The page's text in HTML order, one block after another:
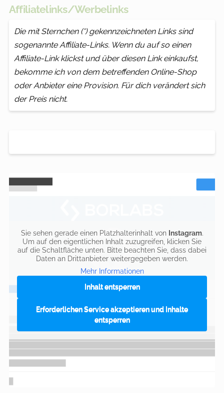
Affiliatelinks/Werbelinks
Die mit Sternchen (*) gekennzeichneten Links sind
sogenannte Affiliate-Links. Wenn du auf so einen
Affiliate-Link klickst und über diesen Link einkaufst,
bekomme ich von dem betreffenden Online-Shop
oder Anbieter eine Provision. Für dich verändert sich
der Preis nicht.
Sie sehen gerade einen Platzhalterinhalt von Instagram.
Um auf den eigentlichen Inhalt zuzugreifen, klicken Sie
auf die Schaltfläche unten. Bitte beachten Sie, dass dabei
Daten an Drittanbieter weitergegeben werden.
Mehr Informationen
Inhalt entsperren
Erforderlichen Service akzeptieren und Inhalte
entsperren